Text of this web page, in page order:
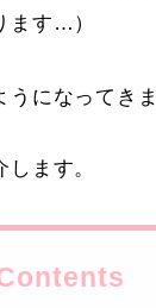
ます…）
になってきま
ます。